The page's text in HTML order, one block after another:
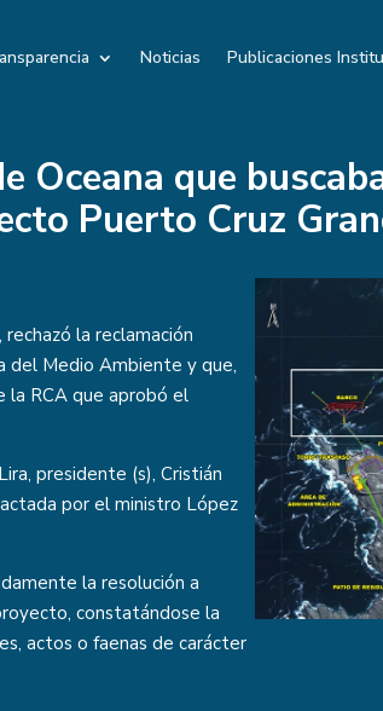
Noticias Publicaciones
Oceana que
Puerto Cruz
la reclamación
del Medio Ambiente y que,
la RCA que aprobó el
presidente (s), Cristián
por el ministro López
la resolución a
constatándose la
actos o faenas de carácter